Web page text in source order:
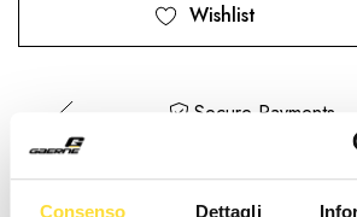
Consenso Dettagli
Wishlist
Secure Payments
Articoli Che